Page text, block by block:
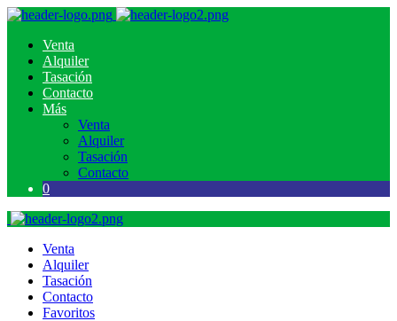
Venta
Alquiler
Tasación
Contacto
Más
Venta
Alquiler
Tasación
Contacto
0
Venta
Alquiler
Tasación
Contacto
Favoritos